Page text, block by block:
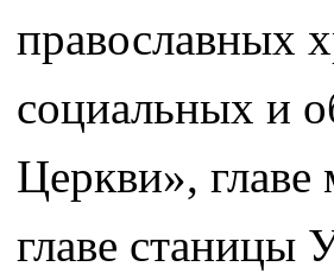
православных
социальных и
Церкви»,
главе станицы